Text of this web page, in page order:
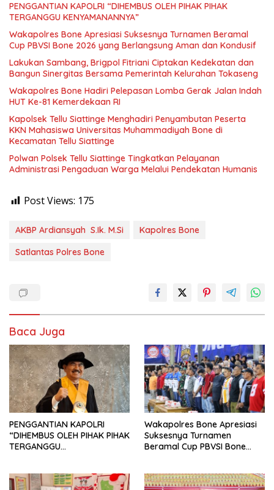
PENGGANTIAN KAPOLRI “DIHEMBUS OLEH PIHAK PIHAK
TERGANGGU KENYAMANANNYA”
Wakapolres Bone Apresiasi Suksesnya Turnamen Beramal
Cup PBVSI Bone 2026 yang Berlangsung Aman dan Kondusif
Lakukan Sambang, Brigpol Fitriani Ciptakan Kedekatan dan
Bangun Sinergitas Bersama Pemerintah Kelurahan Tokaseng
Wakapolres Bone Hadiri Pelepasan Lomba Gerak Jalan Indah
HUT Ke-81 Kemerdekaan RI
Kapolsek Tellu Siattinge Menghadiri Penyambutan Peserta
KKN Mahasiswa Universitas Muhammadiyah Bone di
Kecamatan Tellu Siattinge
Polwan Polsek Tellu Siattinge Tingkatkan Pelayanan
Administrasi Pengaduan Warga Melalui Pendekatan Humanis
Post Views: 175
AKBP Ardiansyah S.Ik. M.Si
Kapolres Bone
Satlantas Polres Bone
Baca Juga
PENGGANTIAN KAPOLRI
“DIHEMBUS OLEH PIHAK PIHAK
TERGANGGU
Wakapolres Bone Apresiasi
Suksesnya Turnamen
Beramal Cup PBVSI Bone